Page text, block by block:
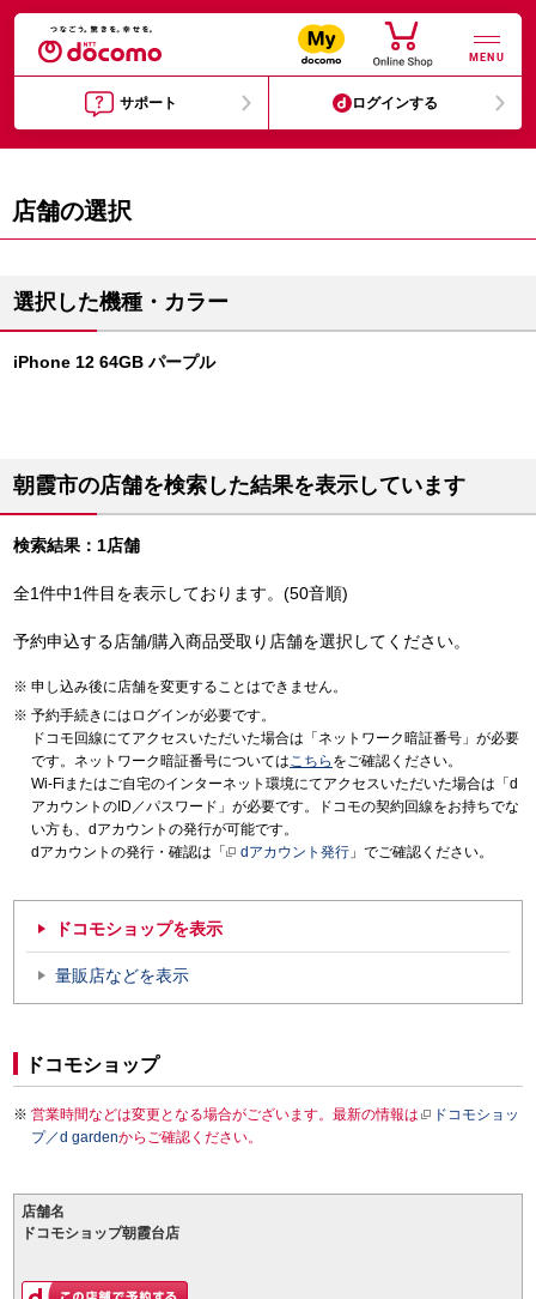
MENU
サポート ログインする
店舗の選択
選択した機種・カラー
iPhone 12 64GB パープル
朝霞市の店舗を検索した結果を表示しています
検索結果：1店舗
全1件中1件目を表示しております。(50音順)
予約申込する店舗/購入商品受取り店舗を選択してください。
申し込み後に店舗を変更することはできません。
予約手続きにはログインが必要です。
ドコモ回線にてアクセスいただいた場合は「ネットワーク暗証番号」が必要
です。ネットワーク暗証番号についてはこちら をご確認ください。
Wi-Fiまたはご自宅のインターネット環境にてアクセスいただいた場合は「d
アカウントのID／パスワード」が必要です。ドコモの契約回線をお持ちでな
い方も、dアカウントの発行が可能です。
dアカウントの発行・確認は「
dアカウント発行 」でご確認ください。
ドコモショップを表示
量販店などを表示
ドコモショップ
営業時間などは変更となる場合がございます。最新の情報は
ドコモショッ
プ／d gardenからご確認ください。
店舗名
ドコモショップ朝霞台店